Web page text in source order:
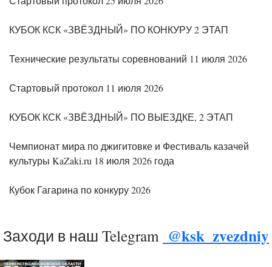
КУБОК КСК «ЗВЁЗДНЫЙ» ПО КОНКУРУ 2 ЭТАП
Технические результаты соревнований 11 июля 2026
Стартовый протокол 11 июля 2026
КУБОК КСК «ЗВЁЗДНЫЙ» ПО ВЫЕЗДКЕ, 2 ЭТАП
Чемпионат мира по джигитовке и Фестиваль казачей
культуры KaZaki.ru 18 июля 2026 года
Кубок Гагарина по конкуру 2026
Заходи в наш Telegram @ksk_zvezdniy